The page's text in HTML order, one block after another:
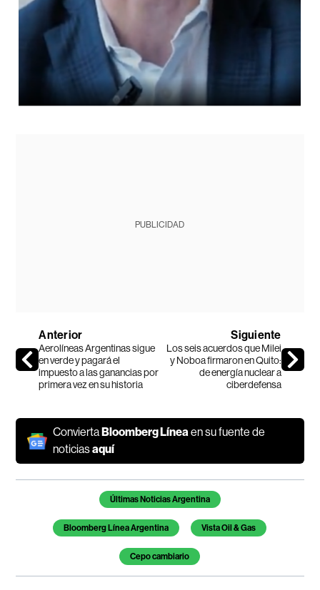
PUBLICIDAD
Anterior
Aerolíneas Argentinas sigue
en verde y pagará el
impuesto a las ganancias por
primera vez en su historia
Siguiente
Los seis acuerdos que Milei
y Noboa firmaron en Quito:
de energía nuclear a
ciberdefensa
Convierta Bloomberg Líneaen su fuente de
noticiasaquí
Temas de este artículoÚltimas Noticias Argentina
Bloomberg Línea Argentina Vista Oil & Gas
Cepo cambiario